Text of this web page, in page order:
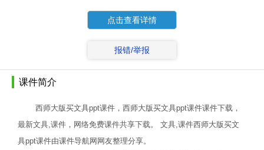
点击查看详情
报错/举报
课件简介
西师大版买文具ppt课件，西师大版买文具ppt课件课件下载，
最新文具,课件，网络免费课件共享下载。 文具,课件西师大版买文
具ppt课件由课件导航网网友整理分享。